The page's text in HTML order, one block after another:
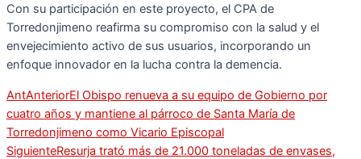
Con su participación en este proyecto, el CPA de
Torredonjimeno reafirma su compromiso con la salud y el
envejecimiento activo de sus usuarios, incorporando un
enfoque innovador en la lucha contra la demencia.
AntAnteriorEl Obispo renueva a su equipo de Gobierno por
cuatro años y mantiene al párroco de Santa María de
Torredonjimeno como Vicario Episcopal
SiguienteResurja trató más de 21.000 toneladas de envases,